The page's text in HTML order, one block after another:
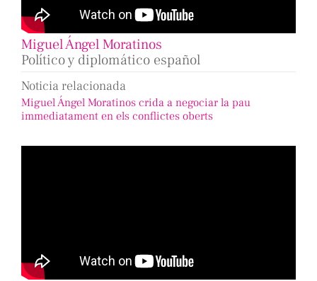
Miguel Ángel Moratinos
Político y diplomático español
Noticia relacionada
Miguel Ángel Moratinos crida a negociar la pau
immediatament en els conflictes oberts